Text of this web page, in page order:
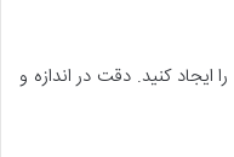
ایجاد کنید. دقت در اندازه و